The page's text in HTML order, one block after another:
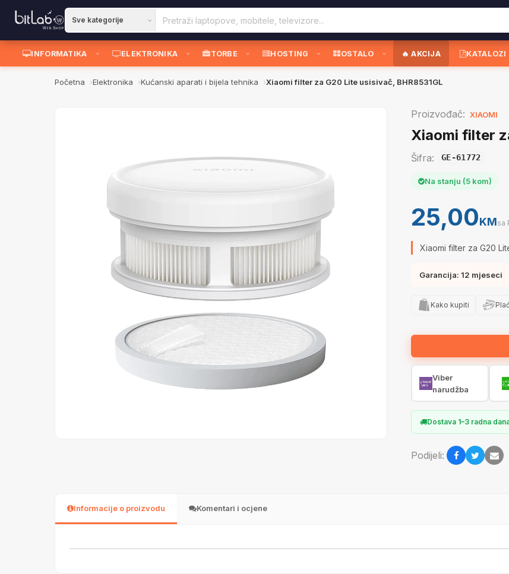
INFORMATIKA ELEKTRONIKA TORBE HOSTING OSTALO 🔥 AKCIJA KATALOZI
Početna Elektronika Kućanski aparati i bijela tehnika Xiaomi filter za G20 Lite usisivač, BHR8531GL
Proizvođač: XIAOMI
Xiaomi filter
Šifra: GE-61772
Na stanju (5 kom)
25,00KMsa
Xiaomi filter za G20
Garancija: 12 mjeseci
Kako kupiti
Viber
narudžba
Dostava 1–3 radna
Podijeli:
Informacije o proizvodu Komentari i ocjene